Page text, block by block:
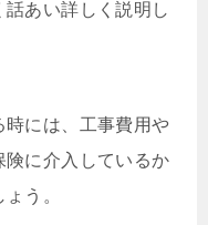
あい詳しく説明し
には、工事費用や
に介入しているか
う。